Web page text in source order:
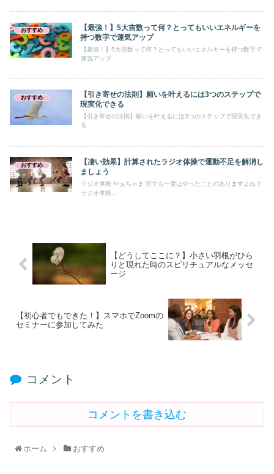
おすすめ
【最強！】5大吉数って何？とってもいいエネルギーを
持つ数字で運気アップ
【最強！】5大吉数って何？とってもいいエネルギーを持つ数字で
運気アップ
おすすめ
【引き寄せの法則】願いを叶えるには3つのステップで
現実化できる
【引き寄せの法則】願いを叶えるには3つのステップで現実化でき
る
おすすめ
【凄い効果】計算されたラジオ体操で運動不足を解消し
ましょう
ラジオ体操 やぁちゃま 誰でも一度はやったことのありますよね？
ラジオ体操...
【どうしてここに？】小さい羽根がひら
りと現れた時のスピリチュアルなメッセ
ージ
【初心者でもできた！】スマホでZoomの
セミナーに参加してみた
コメント
コメントを書き込む
ホーム おすすめ